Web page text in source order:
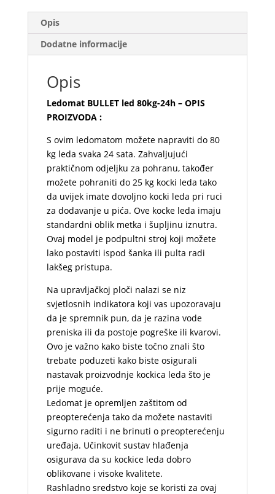
Opis
Dodatne informacije
Opis
Ledomat BULLET led 80kg-24h – OPIS
PROIZVODA :
S ovim ledomatom možete napraviti do 80
kg leda svaka 24 sata. Zahvaljujući
praktičnom odjeljku za pohranu, također
možete pohraniti do 25 kg kocki leda tako
da uvijek imate dovoljno kocki leda pri ruci
za dodavanje u pića. Ove kocke leda imaju
standardni oblik metka i šupljinu iznutra.
Ovaj model je podpultni stroj koji možete
lako postaviti ispod šanka ili pulta radi
lakšeg pristupa.
Na upravljačkoj ploči nalazi se niz
svjetlosnih indikatora koji vas upozoravaju
da je spremnik pun, da je razina vode
preniska ili da postoje pogreške ili kvarovi.
Ovo je važno kako biste točno znali što
trebate poduzeti kako biste osigurali
nastavak proizvodnje kockica leda što je
prije moguće.
Ledomat je opremljen zaštitom od
preopterećenja tako da možete nastaviti
sigurno raditi i ne brinuti o preopterećenju
uređaja. Učinkovit sustav hlađenja
osigurava da su kockice leda dobro
oblikovane i visoke kvalitete.
Rashladno sredstvo koje se koristi za ovaj